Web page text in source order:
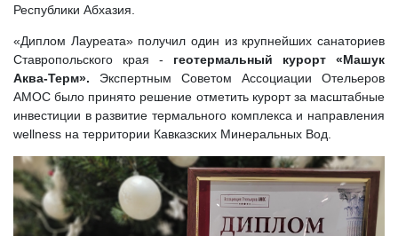
Республики Абхазия.
«Диплом Лауреата» получил один из крупнейших санаториев
Ставропольского края - геотермальный курорт «Машук
Аква-Терм». Экспертным Советом Ассоциации Отельеров
АМОС было принято решение отметить курорт за масштабные
инвестиции в развитие термального комплекса и направления
wellness на территории Кавказских Минеральных Вод.